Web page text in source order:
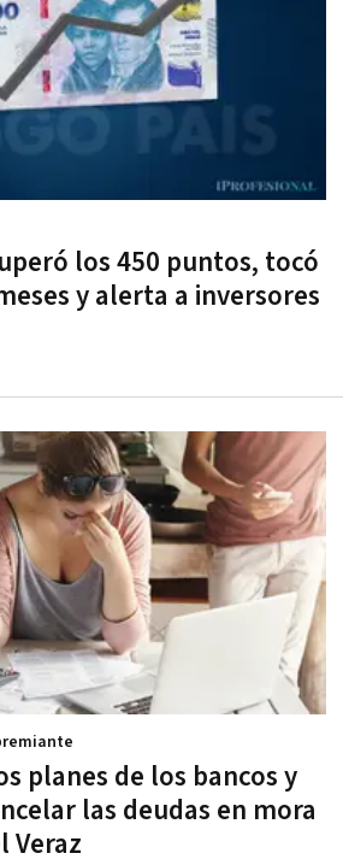
los 450 puntos, tocó
y alerta a inversores
planes de los bancos y
las deudas en mora
Veraz